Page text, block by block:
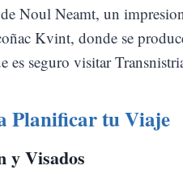
Noul Neamt, un
Kvint, donde se
es seguro visitar
Planificar tu Viaje
y Visados